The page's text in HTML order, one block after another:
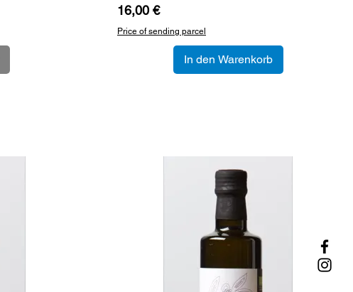
Preis
16,00 €
Price of sending parcel
In den Warenkorb